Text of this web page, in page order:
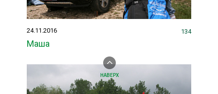
24.11.2016
Маша
134
НАВЕРХ